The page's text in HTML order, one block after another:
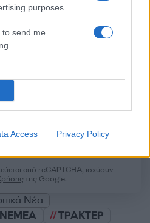
purposes.
to send me
Access Privacy Policy
εδώ
σχολίου
από reCAPTCHA, ισχύουν
της Google.
Νέα
ΝΕΜΕΑ ΤΡΑΚΤΕΡ